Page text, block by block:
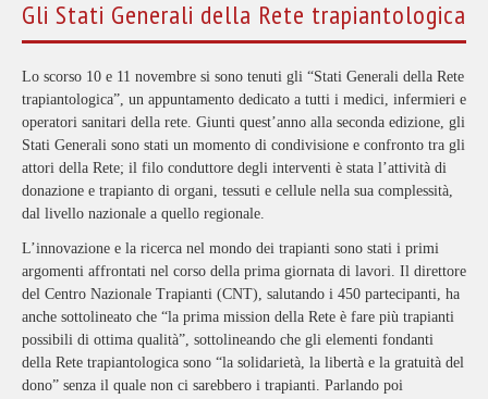
Gli Stati Generali della Rete trapiantologica
Lo scorso 10 e 11 novembre si sono tenuti gli “Stati Generali della Rete
trapiantologica”, un appuntamento dedicato a tutti i medici, infermieri e
operatori sanitari della rete. Giunti quest’anno alla seconda edizione, gli
Stati Generali sono stati un momento di condivisione e confronto tra gli
attori della Rete; il filo conduttore degli interventi è stata l’attività di
donazione e trapianto di organi, tessuti e cellule nella sua complessità,
dal livello nazionale a quello regionale.
L’innovazione e la ricerca nel mondo dei trapianti sono stati i primi
argomenti affrontati nel corso della prima giornata di lavori. Il direttore
del Centro Nazionale Trapianti (CNT), salutando i 450 partecipanti, ha
anche sottolineato che “la prima mission della Rete è fare più trapianti
possibili di ottima qualità”, sottolineando che gli elementi fondanti
della Rete trapiantologica sono “la solidarietà, la libertà e la gratuità del
dono” senza il quale non ci sarebbero i trapianti. Parlando poi